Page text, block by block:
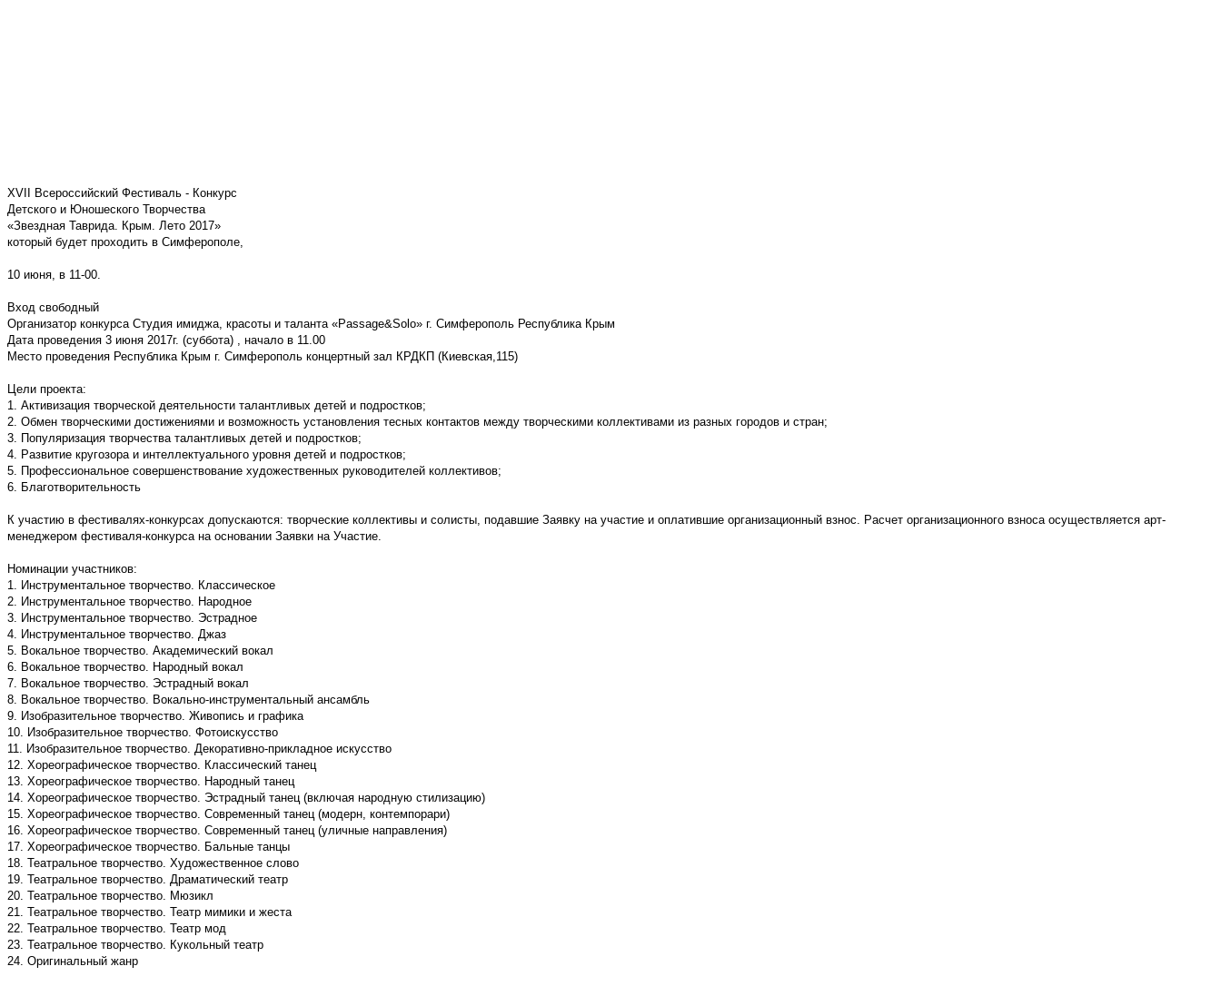
XVII Всероссийский Фестиваль - Конкурс
Детского и Юношеского Творчества
«Звездная Таврида. Крым. Лето 2017»
который будет проходить в Симферополе,
10 июня, в 11-00.
Вход свободный
Организатор конкурса Студия имиджа, красоты и таланта «Passage&Solo» г. Симферополь Республика Крым
Дата проведения 3 июня 2017г. (суббота) , начало в 11.00
Место проведения Республика Крым г. Симферополь концертный зал КРДКП (Киевская,115)
Цели проекта:
1. Активизация творческой деятельности талантливых детей и подростков;
2. Обмен творческими достижениями и возможность установления тесных контактов между творческими коллективами из разных городов и стран;
3. Популяризация творчества талантливых детей и подростков;
4. Развитие кругозора и интеллектуального уровня детей и подростков;
5. Профессиональное совершенствование художественных руководителей коллективов;
6. Благотворительность
К участию в фестивалях-конкурсах допускаются: творческие коллективы и солисты, подавшие Заявку на участие и оплатившие организационный взнос. Расчет организационного взноса осуществляется арт-
менеджером фестиваля-конкурса на основании Заявки на Участие.
Номинации участников:
1. Инструментальное творчество. Классическое
2. Инструментальное творчество. Народное
3. Инструментальное творчество. Эстрадное
4. Инструментальное творчество. Джаз
5. Вокальное творчество. Академический вокал
6. Вокальное творчество. Народный вокал
7. Вокальное творчество. Эстрадный вокал
8. Вокальное творчество. Вокально-инструментальный ансамбль
9. Изобразительное творчество. Живопись и графика
10. Изобразительное творчество. Фотоискусство
11. Изобразительное творчество. Декоративно-прикладное искусство
12. Хореографическое творчество. Классический танец
13. Хореографическое творчество. Народный танец
14. Хореографическое творчество. Эстрадный танец (включая народную стилизацию)
15. Хореографическое творчество. Современный танец (модерн, контемпорари)
16. Хореографическое творчество. Современный танец (уличные направления)
17. Хореографическое творчество. Бальные танцы
18. Театральное творчество. Художественное слово
19. Театральное творчество. Драматический театр
20. Театральное творчество. Мюзикл
21. Театральное творчество. Театр мимики и жеста
22. Театральное творчество. Театр мод
23. Театральное творчество. Кукольный театр
24. Оригинальный жанр